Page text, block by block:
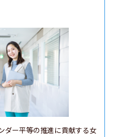
ダー平等の推進に貢献する女